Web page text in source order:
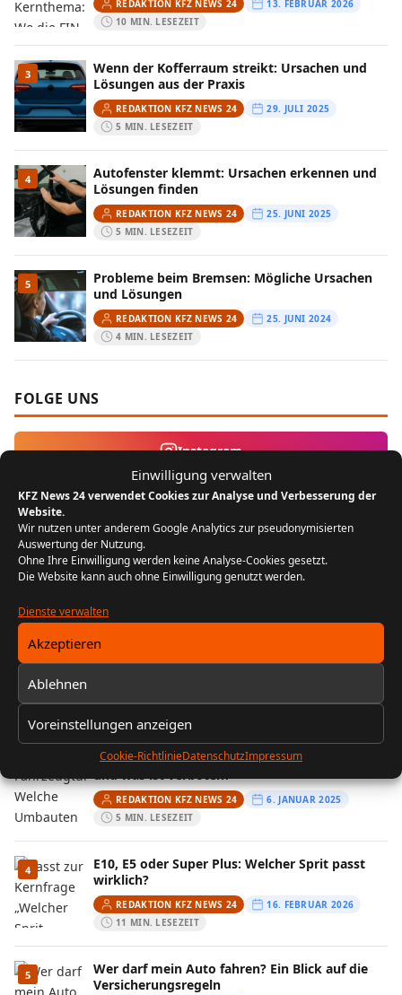
Einwilligung verwalten
KFZ News 24 verwendet Cookies zur Analyse und Verbesserung der
Website.
Wir nutzen unter anderem Google Analytics zur pseudonymisierten
Auswertung der Nutzung.
Ohne Ihre Einwilligung werden keine Analyse-Cookies gesetzt.
Die Website kann auch ohne Einwilligung genutzt werden.
Dienste verwalten
Akzeptieren
Ablehnen
Voreinstellungen anzeigen
Cookie-RichtlinieDatenschutzImpressum
REDAKTION KFZ NEWS 24
13. FEBRUAR 2026
10 MIN. LESEZEIT
3
Wenn der Kofferraum streikt: Ursachen und
Lösungen aus der Praxis
REDAKTION KFZ NEWS 24
29. JULI 2025
5 MIN. LESEZEIT
4
Autofenster klemmt: Ursachen erkennen und
Lösungen finden
REDAKTION KFZ NEWS 24
25. JUNI 2025
5 MIN. LESEZEIT
5
Probleme beim Bremsen: Mögliche Ursachen
und Lösungen
REDAKTION KFZ NEWS 24
25. JUNI 2024
4 MIN. LESEZEIT
FOLGE UNS
Instagram
MEIST GELESEN
1
Der Bikergruß: Ein Zeichen der
Zusammengehörigkeit unter Motorradfahrern
FIN entschlüsseln: Baujahr, Motor &
Ausstattung prüfen
Fahrzeugtuning: Welche Umbauten sind legal
und was ist verboten?
REDAKTION KFZ NEWS 24
6. JANUAR 2025
5 MIN. LESEZEIT
4
E10, E5 oder Super Plus: Welcher Sprit passt
wirklich?
REDAKTION KFZ NEWS 24
16. FEBRUAR 2026
11 MIN. LESEZEIT
5
Wer darf mein Auto fahren? Ein Blick auf die
Versicherungsregeln